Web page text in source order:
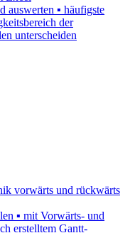
auswerten ▪ häufigste
der
unterscheiden
vorwärts und rückwärts
▪ mit Vorwärts- und
erstelltem Gantt-